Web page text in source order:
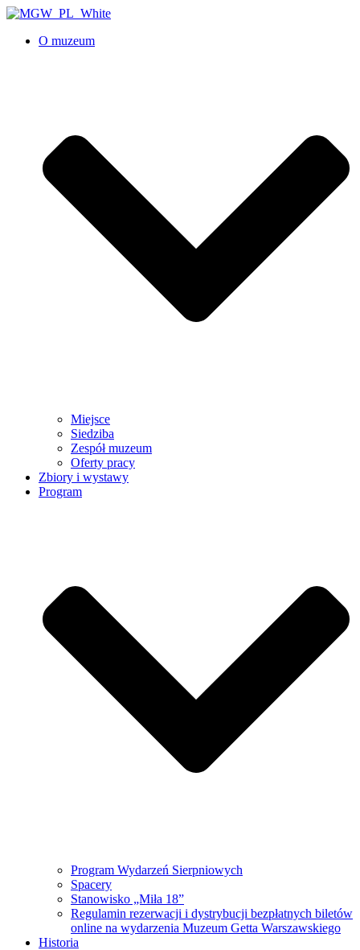
O muzeum
Miejsce
Siedziba
Zespół muzeum
Oferty pracy
Zbiory i wystawy
Program
Program Wydarzeń Sierpniowych
Spacery
Stanowisko „Miła 18”
Regulamin rezerwacji i dystrybucji bezpłatnych biletów
online na wydarzenia Muzeum Getta Warszawskiego
Historia